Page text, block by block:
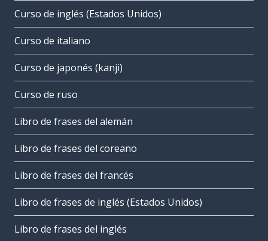
Curso de inglés (Estados Unidos)
Curso de italiano
Curso de japonés (kanji)
Curso de ruso
Libro de frases del alemán
Libro de frases del coreano
Libro de frases del francés
Libro de frases de inglés (Estados Unidos)
Libro de frases del inglés